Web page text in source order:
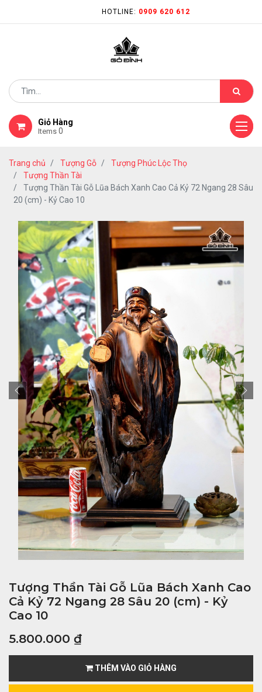
HOTLINE: 0909 620 612
Giỏ Hàng
Items 0
Trang chủ Tượng Gỗ
Tượng Phúc Lộc Thọ
Tượng Thần Tài
Tượng Thần Tài Gỗ Lũa Bách Xanh Cao Cả Kỷ 72 Ngang 28 Sâu
20 (cm) - Kỷ Cao 10
Tượng Thần Tài Gỗ Lũa Bách Xanh Cao
Cả Kỷ 72 Ngang 28 Sâu 20 (cm) - Kỷ
Cao 10
5.800.000 ₫
THÊM VÀO GIỎ HÀNG